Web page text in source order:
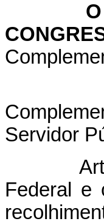
O
Servidor
Federal e